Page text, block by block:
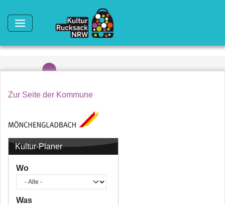
Zur Seite der Kommune
Kultur-Planer
Wo
Was